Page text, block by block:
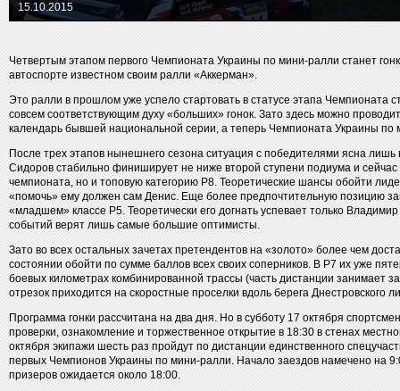
15.10.2015
Четвертым этапом первого Чемпионата Украины по мини-ралли станет
автоспорте известном своим ралли «Аккерман».
Это ралли в прошлом уже успело стартовать в статусе этапа Чемпионата
совсем соответствующим духу «больших» гонок. Зато здесь можно
календарь бывшей национальной серии, а теперь Чемпионата Украины по
После трех этапов нынешнего сезона ситуация с победителями ясна лишь
Сидоров стабильно финиширует не ниже второй ступени подиума и сейчас
чемпионата, но и топовую категорию Р8. Теоретические шансы обойти
«помочь» ему должен сам Денис. Еще более предпочтительную позицию
«младшем» классе Р5. Теоретически его догнать успевает только
событий верят лишь самые большие оптимисты.
Зато во всех остальных зачетах претендентов на «золото» более чем
состоянии обойти по сумме баллов всех своих соперников. В Р7 их уже
боевых километрах комбинированной трассы (часть дистанции занимает
отрезок приходится на скоростные проселки вдоль берега Днестровского
Программа гонки рассчитана на два дня. Но в субботу 17 октября
проверки, ознакомление и торжественное открытие в 18:30 в стенах
октября экипажи шесть раз пройдут по дистанции единственного
первых Чемпионов Украины по мини-ралли. Начало заездов намечено на
призеров ожидается около 18:00.